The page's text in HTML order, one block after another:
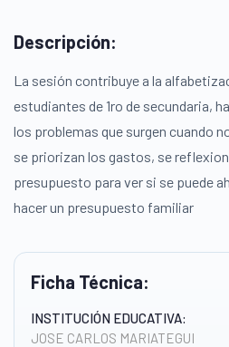
Ficha Técnica:
INSTITUCIÓN EDUCATIVA:
JOSE CARLOS MARIATEGUI
Descripción:
La sesión contribuye a la
estudiantes de 1ro de secundaria,
los problemas que surgen cuando
se priorizan los gastos, se
presupuesto para ver si se puede
hacer un presupuesto familiar